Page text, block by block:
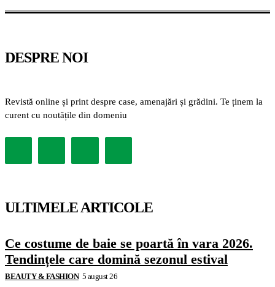
DESPRE NOI
Revistă online și print despre case, amenajări și grădini. Te ținem la
curent cu noutățile din domeniu
ULTIMELE ARTICOLE
Ce costume de baie se poartă în vara 2026.
Tendințele care domină sezonul estival
BEAUTY & FASHION 5 august 26